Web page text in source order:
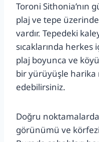
Toroni Sithonia’nın
plaj ve tepe
vardır. Tepedeki
sıcaklarında
plaj boyunca ve
bir yürüyüşle harika
edebilirsiniz.
Doğru
görünümü ve